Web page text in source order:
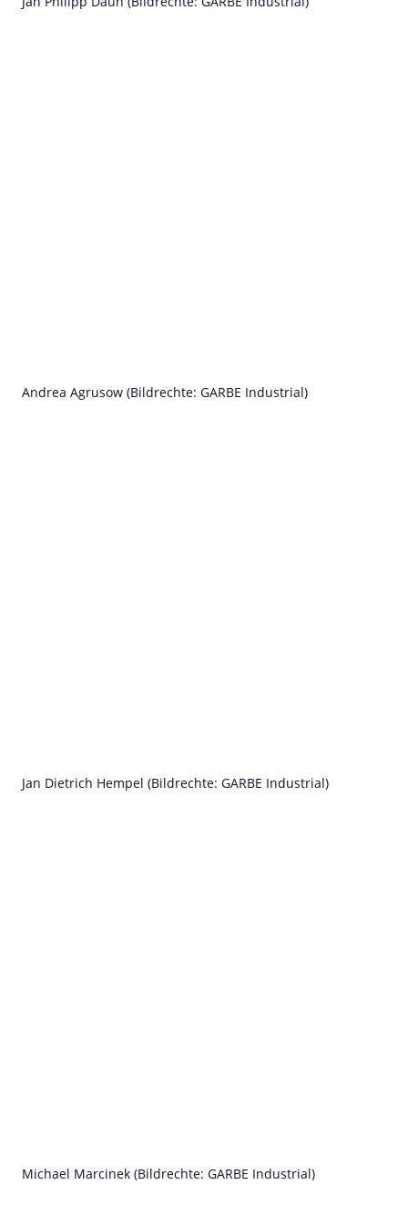
Andrea Agrusow (Bildrechte: GARBE Industrial)
Jan Dietrich Hempel (Bildrechte: GARBE Industrial)
Michael Marcinek (Bildrechte: GARBE Industrial)